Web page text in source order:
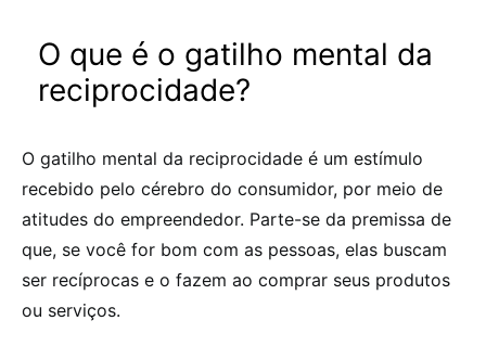
O que é o gatilho mental da
reciprocidade?
O gatilho mental da reciprocidade é um estímulo
recebido pelo cérebro do consumidor, por meio de
atitudes do empreendedor. Parte-se da premissa de
que, se você for bom com as pessoas, elas buscam
ser recíprocas e o fazem ao comprar seus produtos
ou serviços.